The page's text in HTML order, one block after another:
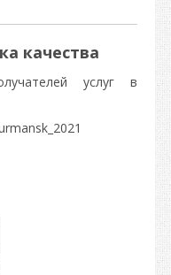
качества
услуг в